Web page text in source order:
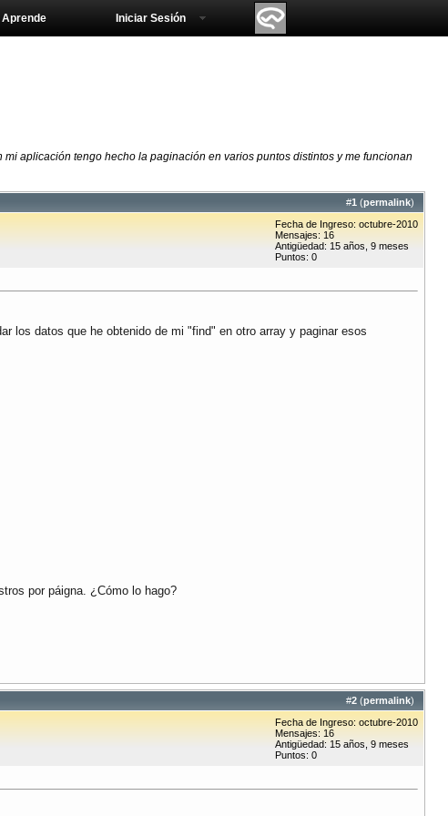
Aprende Iniciar Sesión
mi aplicación tengo hecho la paginación en varios puntos distintos y me funcionan
#1 (permalink)
Fecha de Ingreso: octubre-2010
Mensajes: 16
Antigüedad: 15 años, 9 meses
Puntos: 0
los datos que he obtenido de mi "find" en otro array y paginar esos
por páigna. ¿Cómo lo hago?
#2 (permalink)
Fecha de Ingreso: octubre-2010
Mensajes: 16
Antigüedad: 15 años, 9 meses
Puntos: 0